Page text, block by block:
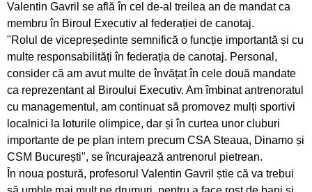
Obiectiv realizat pentru canotajul pietrean, la
Varese
Silviu Daniel Munteanu, cel mai bun junior din
țară
Sezon cu rezultate frumoase pentru aruncările
CS Ceahlăului
Adina Fîrțală și Darius Gavriloaia, reprezentanții
CS Ceahlăului în Slovacia
Valentin Gavril se află în cel de-al treilea an de mandat ca
membru în Biroul Executiv al federației de canotaj.
"Rolul de vicepreședinte semnifică o funcție importantă și cu
multe responsabilități în federația de canotaj. Personal,
consider că am avut multe de învățat în cele două mandate
ca reprezentant al Biroului Executiv. Am îmbinat antrenoratul
cu managementul, am continuat să promovez mulți sportivi
localnici la loturile olimpice, dar și în curtea unor cluburi
importante de pe plan intern precum CSA Steaua, Dinamo și
CSM București", se încurajează antrenorul pietrean.
În noua postură, profesorul Valentin Gavril știe că va trebui